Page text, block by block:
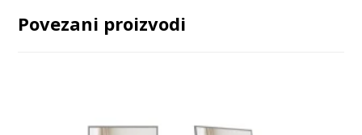
Povezani proizvodi